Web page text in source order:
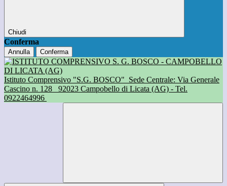
Chiudi
Conferma
Annulla Conferma
Istituto Comprensivo "S.G. BOSCO" Sede Centrale: Via Generale
Cascino n. 128
92023 Campobello di Licata (AG) - Tel.
0922464996